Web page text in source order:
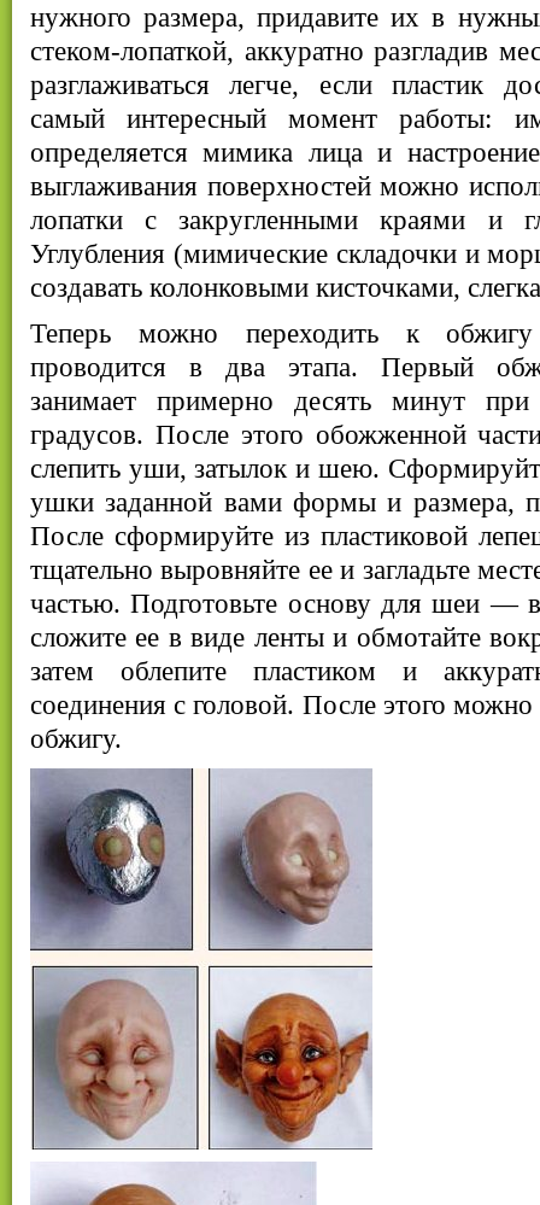
нужного размера, придавите их в
стеком-лопаткой, аккуратно разгладив
разглаживаться легче, если пластик
самый интересный момент работы:
определяется мимика лица и
выглаживания поверхностей можно
лопатки с закругленными краями и
Углубления (мимические складочки и
создавать колонковыми кисточками,
Теперь можно переходить к
проводится в два этапа. Первый
занимает примерно десять минут при
градусов. После этого обожженной
слепить уши, затылок и шею.
ушки заданной вами формы и размера,
После сформируйте из пластиковой
тщательно выровняйте ее и загладьте
частью. Подготовьте основу для шеи —
сложите ее в виде ленты и обмотайте
затем облепите пластиком и
соединения с головой. После этого
обжигу.